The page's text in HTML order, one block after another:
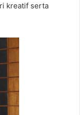
kreatif serta